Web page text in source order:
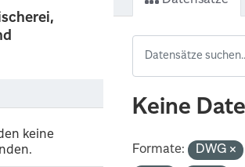
keine
Keine
Formate: DWG